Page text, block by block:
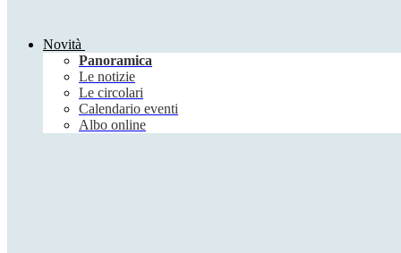
Novità
Panoramica
Le notizie
Le circolari
Calendario eventi
Albo online